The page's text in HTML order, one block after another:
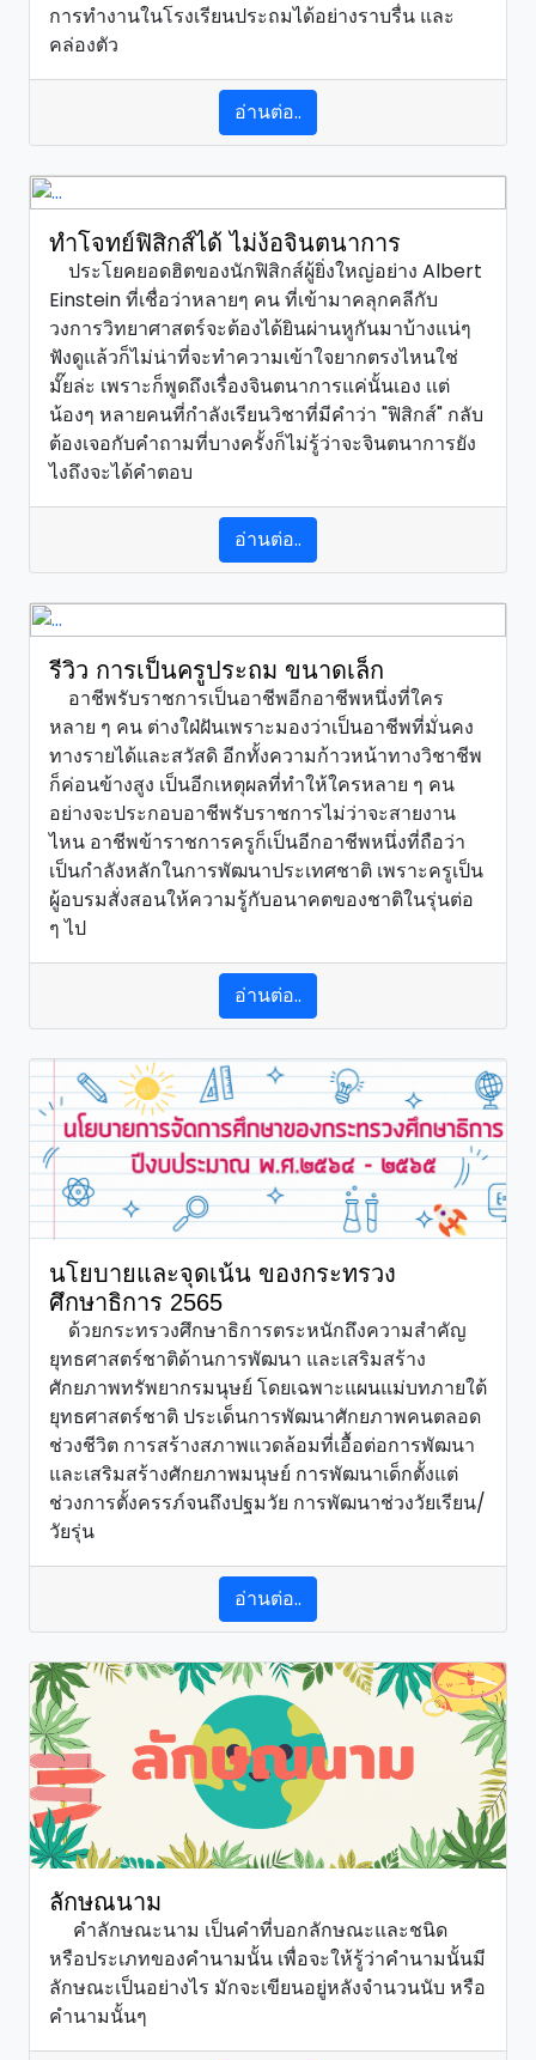
การทำงานในโรงเรียนประถมได้อย่างราบรื่น และ
คล่องตัว
อ่านต่อ..
ทำโจทย์ฟิสิกส์ได้ ไม่ง้อจินตนาการ
ประโยคยอดฮิตของนักฟิสิกส์ผู้ยิ่งใหญ่อย่าง Albert
Einstein ที่เชื่อว่าหลายๆ คน ที่เข้ามาคลุกคลีกับ
วงการวิทยาศาสตร์จะต้องได้ยินผ่านหูกันมาบ้างแน่ๆ
ฟังดูแล้วก็ไม่น่าที่จะทำความเข้าใจยากตรงไหนใช่
มั๊ยล่ะ เพราะก็พูดถึงเรื่องจินตนาการแค่นั้นเอง เเต่
น้องๆ หลายคนที่กำลังเรียนวิชาที่มีคำว่า "ฟิสิกส์" กลับ
ต้องเจอกับคำถามที่บางครั้งก็ไม่รู้ว่าจะจินตนาการยัง
ไงถึงจะได้คำตอบ
อ่านต่อ..
รีวิว การเป็นครูประถม ขนาดเล็ก
อาชีพรับราชการเป็นอาชีพอีกอาชีพหนึ่งที่ใคร
หลาย ๆ คน ต่างใฝ่ฝันเพราะมองว่าเป็นอาชีพที่มั่นคง
ทางรายได้และสวัสดิ อีกทั้งความก้าวหน้าทางวิชาชีพ
ก็ค่อนข้างสูง เป็นอีกเหตุผลที่ทำให้ใครหลาย ๆ คน
อย่างจะประกอบอาชีพรับราชการไม่ว่าจะสายงาน
ไหน อาชีพข้าราชการครูก็เป็นอีกอาชีพหนึ่งที่ถือว่า
เป็นกำลังหลักในการพัฒนาประเทศชาติ เพราะครูเป็น
ผู้อบรมสั่งสอนให้ความรู้กับอนาคตของชาติในรุ่นต่อ
ๆ ไป
อ่านต่อ..
นโยบายและจุดเน้น ของกระทรวง
ศึกษาธิการ 2565
ด้วยกระทรวงศึกษาธิการตระหนักถึงความสำคัญ
ยุทธศาสตร์ชาติด้านการพัฒนา และเสริมสร้าง
ศักยภาพทรัพยากรมนุษย์ โดยเฉพาะแผนแม่บทภายใต้
ยุทธศาสตร์ชาติ ประเด็นการพัฒนาศักยภาพคนตลอด
ช่วงชีวิต การสร้างสภาพแวดล้อมที่เอื้อต่อการพัฒนา
และเสริมสร้างศักยภาพมนุษย์ การพัฒนาเด็กตั้งแต่
ช่วงการตั้งครรภ์จนถึงปฐมวัย การพัฒนาช่วงวัยเรียน/
วัยรุ่น
อ่านต่อ..
ลักษณนาม
คำลักษณะนาม เป็นคำที่บอกลักษณะและชนิด
หรือประเภทของคำนามนั้น เพื่อจะให้รู้ว่าคำนามนั้นมี
ลักษณะเป็นอย่างไร มักจะเขียนอยู่หลังจำนวนนับ หรือ
คำนามนั้นๆ